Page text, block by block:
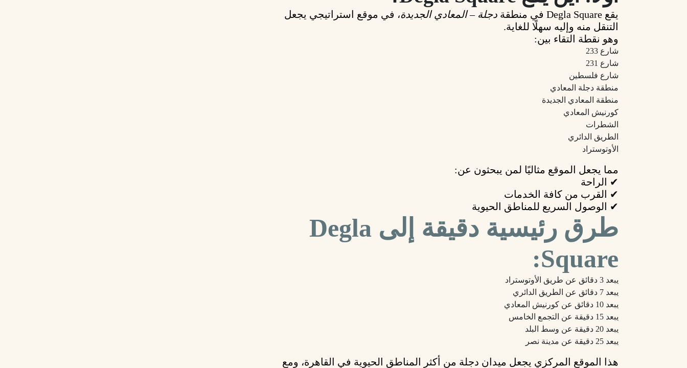
يقعDegla Square في منطقةدجلة – المعادي الجديدة، في موقع استراتيجي يجعل
التنقل منه وإليه سهلًا للغاية.
وهو نقطة التقاء بين:
شارع 233
شارع 231
شارع فلسطين
منطقة دجلة المعادي
منطقة المعادي الجديدة
كورنيش المعادي
الشطرات
الطريق الدائري
الأوتوستراد
مما يجعل الموقع مثاليًا لمن يبحثون عن:
✔ الراحة
✔ القرب من كافة الخدمات
✔ الوصول السريع للمناطق الحيوية
طرق رئيسية دقيقة إلى Degla
Square:
يبعد 3 دقائق عن طريق الأوتوستراد
يبعد 7 دقائق عن الطريق الدائري
يبعد 10 دقائق عن كورنيش المعادي
يبعد 15 دقيقة عن التجمع الخامس
يبعد 20 دقيقة عن وسط البلد
يبعد 25 دقيقة عن مدينة نصر
هذا الموقع المركزي يجعل ميدان دجلة من أكثر المناطق الحيوية في القاهرة، ومع